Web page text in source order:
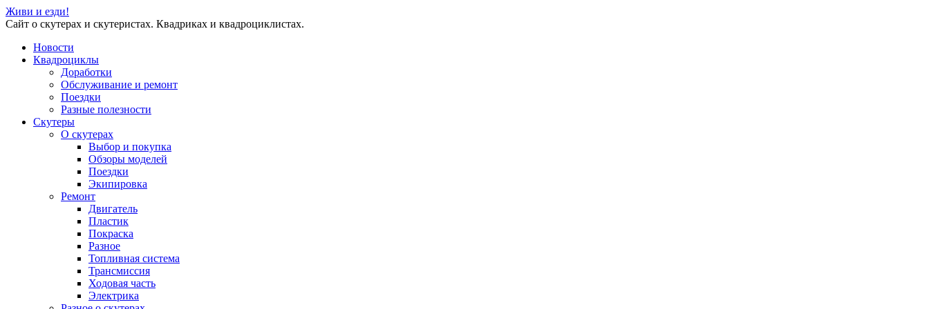
Живи и езди!
Сайт о скутерах и скутеристах. Квадриках и квадроциклистах.
Новости
Квадроциклы
Доработки
Обслуживание и ремонт
Поездки
Разные полезности
Скутеры
О скутерах
Выбор и покупка
Обзоры моделей
Поездки
Экипировка
Ремонт
Двигатель
Пластик
Покраска
Разное
Топливная система
Трансмиссия
Ходовая часть
Электрика